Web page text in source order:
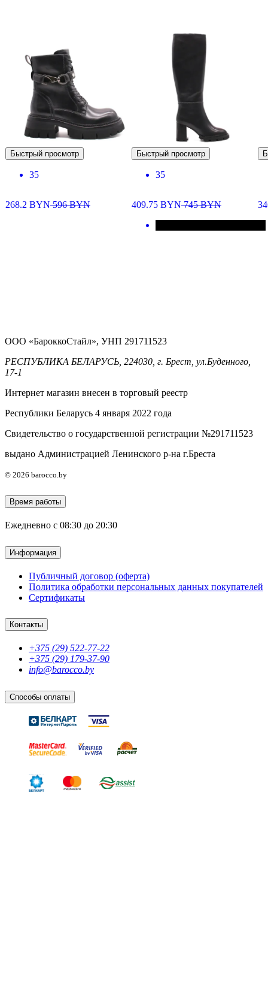
Быстрый просмотр
35
268.2 BYN596BYN
Быстрый просмотр
35
409.75 BYN745BYN
ООО «БароккоСтайл», УНП 291711523
РЕСПУБЛИКА БЕЛАРУСЬ, 224030, г. Брест, ул.Буденного,
17-1
Интернет магазин внесен в торговый реестр
Республики Беларусь 4 января 2022 года
Свидетельство о государственной регистрации №291711523
выдано Администрацией Ленинского р-на г.Бреста
© 2026 barocco.by
Время работы
Ежедневно с 08:30 до 20:30
Информация
Публичный договор (оферта)
Политика обработки персональных данных покупателей
Сертификаты
Контакты
+375 (29) 522-77-22
+375 (29) 179-37-90
info@barocco.by
Способы оплаты